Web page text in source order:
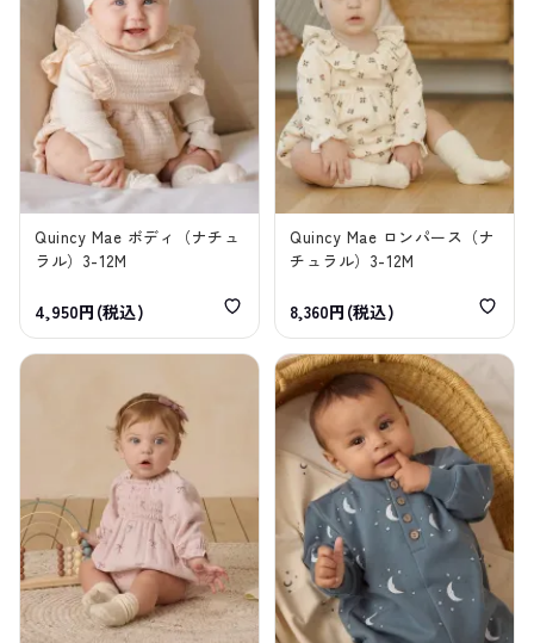
Quincy Mae ボディ（ナチュ
ラル）3-12M
4,950円(税込)
Quincy Mae ロンパース（ナ
チュラル）3-12M
8,360円(税込)